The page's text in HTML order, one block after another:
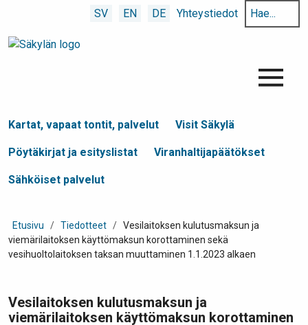
SV EN DE Yhteystiedot
Hae
hakusanalla:
Menu
Kartat, vapaat tontit, palvelut Visit Säkylä
Pöytäkirjat ja esityslistat Viranhaltijapäätökset
Sähköiset palvelut
Etusivu / Tiedotteet / Vesilaitoksen kulutusmaksun ja
viemärilaitoksen käyttömaksun korottaminen sekä
vesihuoltolaitoksen taksan muuttaminen 1.1.2023 alkaen
Vesilaitoksen kulutusmaksun ja
viemärilaitoksen käyttömaksun korottaminen